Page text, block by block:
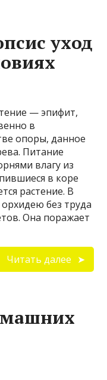
уход
— эпифит,
в
опоры, данное
Питание
влагу из
в коре
растение. В
без труда
Она поражает
Читать далее